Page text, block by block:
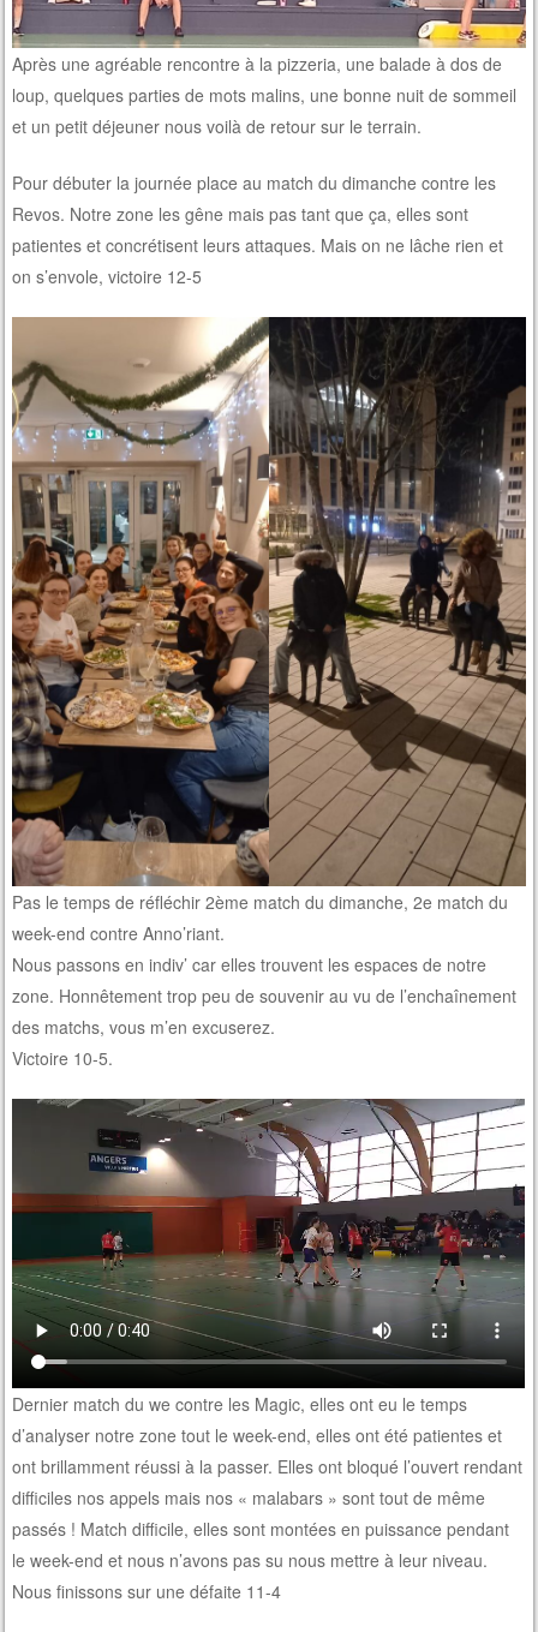
Après une agréable rencontre à la pizzeria, une balade à dos de
loup, quelques parties de mots malins, une bonne nuit de sommeil
et un petit déjeuner nous voilà de retour sur le terrain.
Pour débuter la journée place au match du dimanche contre les
Revos. Notre zone les gêne mais pas tant que ça, elles sont
patientes et concrétisent leurs attaques. Mais on ne lâche rien et
on s’envole, victoire 12-5
Pas le temps de réfléchir 2ème match du dimanche, 2e match du
week-end contre Anno’riant.
Nous passons en indiv’ car elles trouvent les espaces de notre
zone. Honnêtement trop peu de souvenir au vu de l’enchaînement
des matchs, vous m’en excuserez.
Victoire 10-5.
Dernier match du we contre les Magic, elles ont eu le temps
d’analyser notre zone tout le week-end, elles ont été patientes et
ont brillamment réussi à la passer. Elles ont bloqué l’ouvert rendant
difficiles nos appels mais nos « malabars » sont tout de même
passés ! Match difficile, elles sont montées en puissance pendant
le week-end et nous n’avons pas su nous mettre à leur niveau.
Nous finissons sur une défaite 11-4